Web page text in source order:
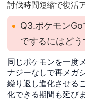
討伐時間短縮で復活
Q3.ポケモン
でするにはどう
同じポケモンを一度
ナジーなしで再メガ
繰り返し進化させる
化できる期間も延びま